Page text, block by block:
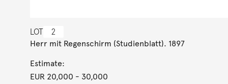
LOT 2
Herr mit Regenschirm (Studienblatt). 1897
Estimate:
EUR 20,000 - 30,000